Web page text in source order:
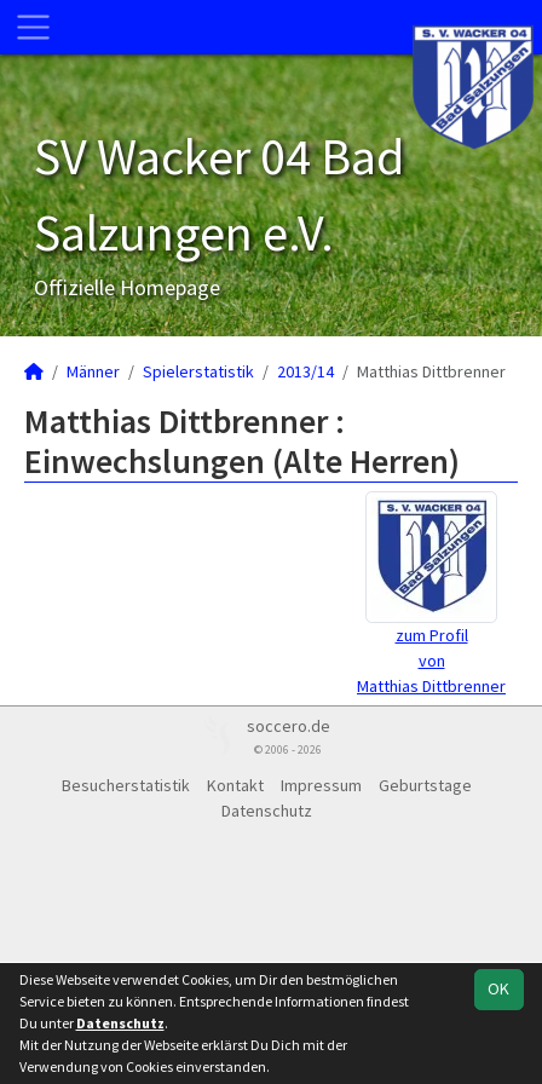
SV Wacker 04 Bad
Salzungen e.V.
Offizielle Homepage
Männer Spielerstatistik 2013/14 Matthias Dittbrenner
Matthias Dittbrenner :
Einwechslungen (Alte Herren)
zum Profil
von
Matthias Dittbrenner
soccero.de
© 2006 - 2026
Besucherstatistik Kontakt Impressum
Geburtstage
Datenschutz
OK
Diese Webseite verwendet Cookies, um Dir den bestmöglichen
Service bieten zu können. Entsprechende Informationen findest
Du unter Datenschutz.
Mit der Nutzung der Webseite erklärst Du Dich mit der
Verwendung von Cookies einverstanden.